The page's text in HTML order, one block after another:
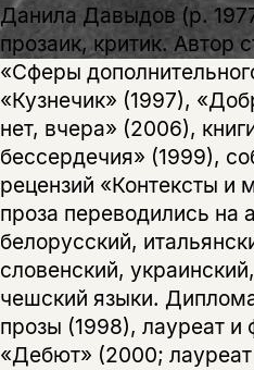
Данила Давыдов (р.
прозаик, критик. Автор
«Сферы
«Кузнечик» (1997),
нет, вчера» (2006),
бессердечия» (1999),
рецензий «Контексты и
проза переводились на
белорусский,
словенский,
чешский языки.
прозы (1998), лауреат и
«Дебют» (2000;